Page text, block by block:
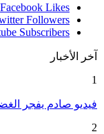
Facebook Likes
Followers
Subscribers
آخر الأخبار
1
فيديو صادم يفجر
2